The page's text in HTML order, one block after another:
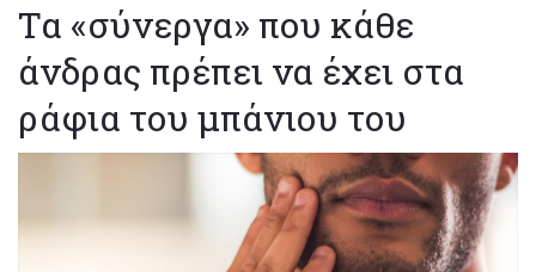
Τα «σύνεργα» που κάθε
άνδρας πρέπει να έχει στα
ράφια του μπάνιου του